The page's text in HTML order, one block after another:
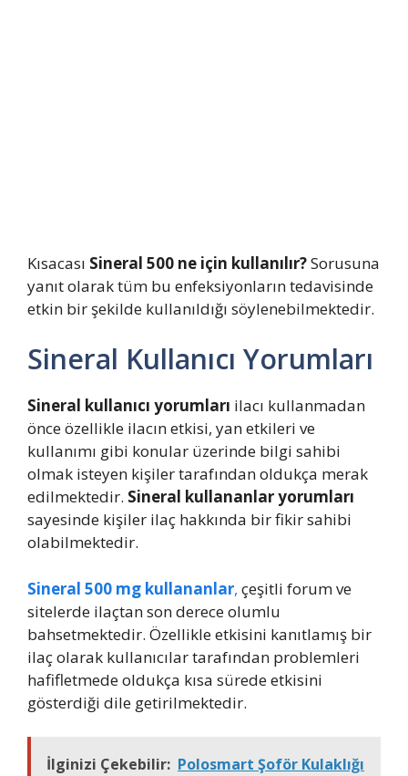
Kısacası Sineral 500 ne için kullanılır?Sorusuna
yanıt olarak tüm bu enfeksiyonların tedavisinde
etkin bir şekilde kullanıldığı söylenebilmektedir.
Sineral Kullanıcı Yorumları
Sineral kullanıcı yorumları ilacı kullanmadan
önce özellikle ilacın etkisi, yan etkileri ve
kullanımı gibi konular üzerinde bilgi sahibi
olmak isteyen kişiler tarafından oldukça merak
edilmektedir. Sineral kullananlar yorumları
sayesinde kişiler ilaç hakkında bir fikir sahibi
olabilmektedir.
Sineral 500 mg kullananlar, çeşitli forum ve
sitelerde ilaçtan son derece olumlu
bahsetmektedir. Özellikle etkisini kanıtlamış bir
ilaç olarak kullanıcılar tarafından problemleri
hafifletmede oldukça kısa sürede etkisini
gösterdiği dile getirilmektedir.
İlginizi Çekebilir: Polosmart Şoför Kulaklığı